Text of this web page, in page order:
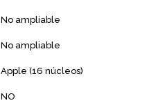
No ampliable
No ampliable
Apple (16 núcleos)
NO